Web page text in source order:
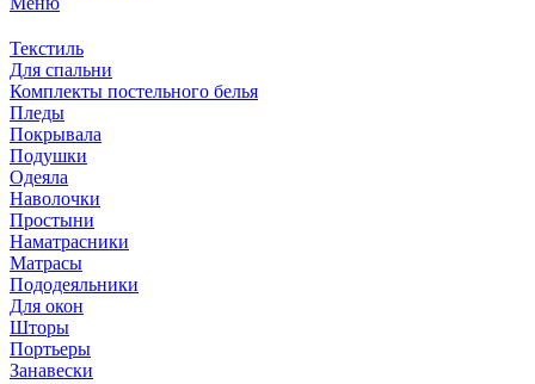
Текстиль
Для спальни
Комплекты постельного белья
Пледы
Покрывала
Подушки
Одеяла
Наволочки
Простыни
Наматрасники
Матрасы
Пододеяльники
Для окон
Шторы
Портьеры
Занавески